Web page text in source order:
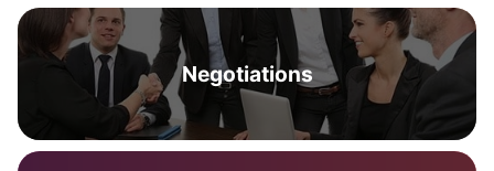
Negotiations